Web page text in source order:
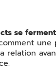
se
une
relation